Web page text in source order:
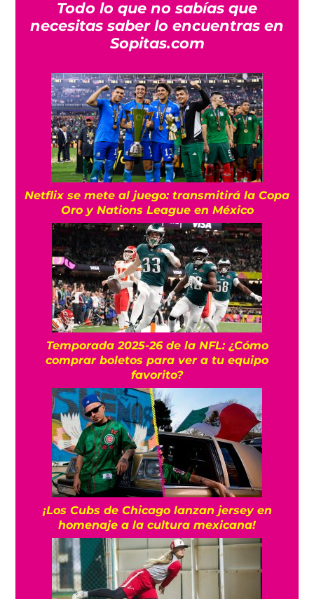
Todo lo que no sabías que
necesitas saber lo encuentras en
Sopitas.com
Netflix se mete al juego: transmitirá la Copa
Oro y Nations League en México
Temporada 2025-26 de la NFL: ¿Cómo
comprar boletos para ver a tu equipo
favorito?
¡Los Cubs de Chicago lanzan jersey en
homenaje a la cultura mexicana!